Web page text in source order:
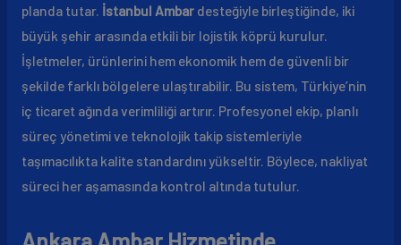
planda tutar. İstanbul Ambardesteğiyle birleştiğinde, iki
büyük şehir arasında etkili bir lojistik köprü kurulur.
İşletmeler, ürünlerini hem ekonomik hem de güvenli bir
şekilde farklı bölgelere ulaştırabilir. Bu sistem, Türkiye’nin
iç ticaret ağında verimliliği artırır. Profesyonel ekip, planlı
süreç yönetimi ve teknolojik takip sistemleriyle
taşımacılıkta kalite standardını yükseltir. Böylece, nakliyat
süreci her aşamasında kontrol altında tutulur.